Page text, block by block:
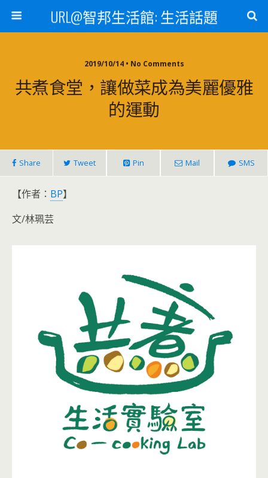
URL@智邦生活館: 生活話題
2019/10/14 • No Comments
共煮食堂，讓做菜成為美麗優雅
的運動
Share Tweet Pin Mail SMS
【作者： BP】
文/林珮芸